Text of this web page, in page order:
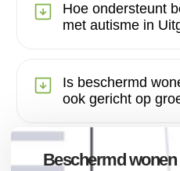
Hoe ondersteunt
met autisme in
Is beschermd
ook gericht op
Beschermd